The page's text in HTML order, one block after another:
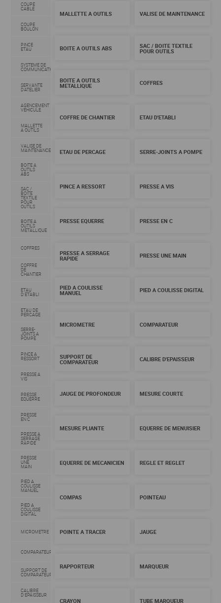
COUPE
CABLE
COUPE
BOULON
PINCE
ETAU
SYSTEME DE
COMMUNICATION
SERVANTE
D'ATELIER
AGENCEMENT
VEHICULE
MALLETTE
A OUTILS
VALISE DE
MAINTENANCE
BOITE A
OUTILS
ABS
SAC /
BOITE
TEXTILE
POUR
OUTILS
BOITE A
OUTILS
METALLIQUE
COFFRES
COFFRE
DE
CHANTIER
ETAU
D'ETABLI
ETAU DE
PERCAGE
SERRE-
JOINTS A
POMPE
PINCE A
RESSORT
PRESSE A
VIS
PRESSE
EQUERRE
PRESSE
EN C
PRESSE A
SERRAGE
RAPIDE
PRESSE
UNE
MAIN
PIED A
COULISSE
MANUEL
PIED A
COULISSE
DIGITAL
MICROMETRE
COMPARATEUR
SUPPORT DE
COMPARATEUR
CALIBRE
D'EPAISSEUR
MALLETTE A OUTILS VALISE DE MAINTENANCE
BOITE A OUTILS ABS SAC / BOITE TEXTILE
POUR OUTILS
BOITE A OUTILS
METALLIQUE COFFRES
COFFRE DE CHANTIER ETAU D'ETABLI
ETAU DE PERCAGE SERRE-JOINTS A POMPE
PINCE A RESSORT PRESSE A VIS
PRESSE EQUERRE PRESSE EN C
PRESSE A SERRAGE
RAPIDE PRESSE UNE MAIN
PIED A COULISSE
MANUEL PIED A COULISSE DIGITAL
MICROMETRE COMPARATEUR
SUPPORT DE
COMPARATEUR CALIBRE D'EPAISSEUR
JAUGE DE PROFONDEUR MESURE COURTE
MESURE PLIANTE EQUERRE DE MENUISIER
EQUERRE DE MECANICIEN REGLE ET REGLET
COMPAS POINTEAU
POINTE A TRACER JAUGE
RAPPORTEUR MARQUEUR
CRAYON TUBE MARQUEUR